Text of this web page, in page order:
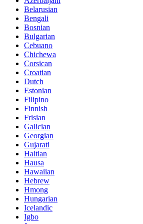
Belarusian
Bengali
Bosnian
Bulgarian
Cebuano
Chichewa
Corsican
Croatian
Dutch
Estonian
Filipino
Finnish
Frisian
Galician
Georgian
Gujarati
Haitian
Hausa
Hawaiian
Hebrew
Hmong
Hungarian
Icelandic
Igbo